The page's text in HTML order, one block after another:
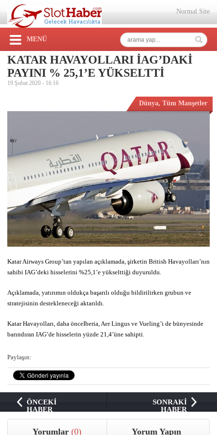
Normal Site
MENÜ
KATAR HAVAYOLLARI İAG’DAKİ
PAYINI % 25,1’E YÜKSELTTİ
19 Şubat 2020 - 16:16
Dünya, Tüm Manşetler
Katar Airways Group’tan yapılan açıklamada, şirketin British Havayolları’nın
sahibi IAG’deki hisselerini %25,1’e yükselttiği duyuruldu.
Açıklamada, yatırımın oldukça başarılı olduğu bildirilirken grubun ve
stratejisinin destekleneceği aktarıldı.
Katar Havayolları, daha önceIberia, Aer Lingus ve Vueling’i de bünyesinde
barındıran IAG’de hisselerin yüzde 21,4’üne sahipti.
Paylaşın:
ÖNCEKİ
HABER
SONRAKİ
HABER
Yorumlar(0) Yorum Yapın